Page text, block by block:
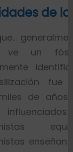
fósiles
toda la
de un
piensa
un
Esto es
por
con gráficos